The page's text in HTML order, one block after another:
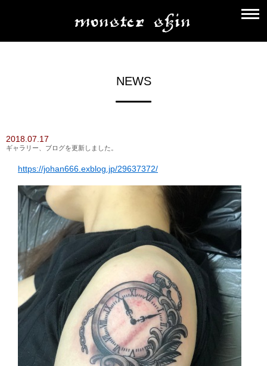
NEWS
2018.07.17
ギャラリー、ブログを更新しました。
https://johan666.exblog.jp/29637372/